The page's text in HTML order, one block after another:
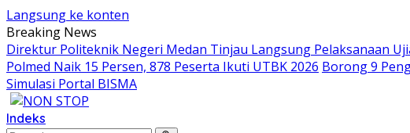
Langsung ke konten
Breaking News
Direktur Politeknik Negeri Medan Tinjau Langsung Pelaksanaan
Polmed Naik 15 Persen, 878 Peserta Ikuti UTBK 2026 Borong 9
Simulasi Portal BISMA
Indeks